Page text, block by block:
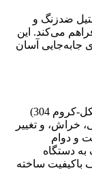
استیل ضدزنگ و
می‌کند. این
جابه‌جایی آسان
بدنه آبمیوه‌گیری از استیل ضدزنگ 18/10 (آلیاژ نیکل-کروم 304)
خراش، و تغییر
و دوام
دستگاه
باکیفیت ساخته